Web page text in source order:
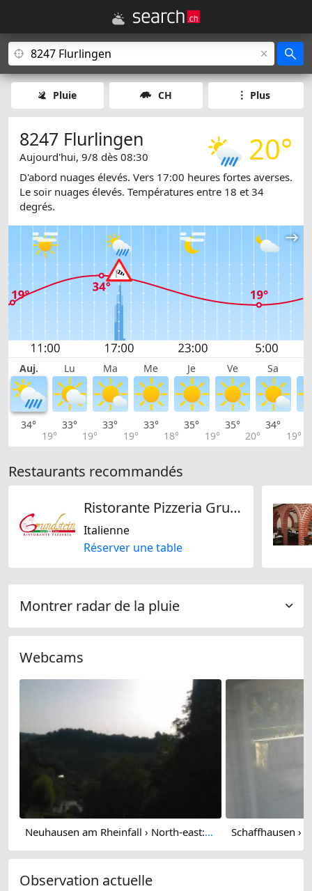
Pluie CH Plus
20°
8247 Flurlingen
Aujourd'hui, 9/8 dès 08:30
D'abord nuages élevés. Vers 17:00 heures fortes averses.
Le soir nuages élevés. Températures entre 18 et 34
degrés.
Auj. Lu Ma Me Je Ve Sa
34°
19°
33°
19°
33°
19°
33°
18°
35°
19°
35°
20°
34°
19°
Restaurants recommandés
Ristorante Pizzeria Grundstein
Italienne
Réserver une table
Montrer radar de la pluie
Webcams
Neuhausen am Rheinfall › North-east: Schaffhausen, Schweiz: Nordost (Flurlingen/ Schaffhausen)
Observation actuelle